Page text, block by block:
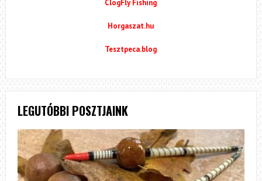
ClogFly Fishing
Horgaszat.hu
Tesztpeca.blog
LEGUTÓBBI POSZTJAINK